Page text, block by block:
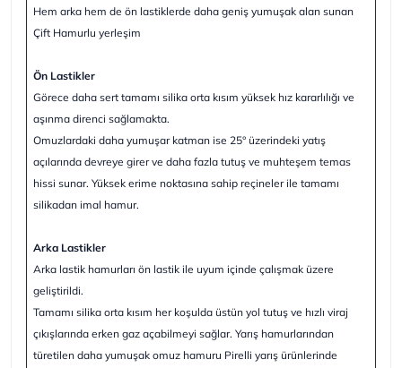
Hem arka hem de ön lastiklerde daha geniş yumuşak alan sunan
Çift Hamurlu yerleşim
Ön Lastikler
Görece daha sert tamamı silika orta kısım yüksek hız kararlılığı ve
aşınma direnci sağlamakta.
Omuzlardaki daha yumuşar katman ise 25° üzerindeki yatış
açılarında devreye girer ve daha fazla tutuş ve muhteşem temas
hissi sunar. Yüksek erime noktasına sahip reçineler ile tamamı
silikadan imal hamur.
Arka Lastikler
Arka lastik hamurları ön lastik ile uyum içinde çalışmak üzere
geliştirildi.
Tamamı silika orta kısım her koşulda üstün yol tutuş ve hızlı viraj
çıkışlarında erken gaz açabilmeyi sağlar. Yarış hamurlarından
türetilen daha yumuşak omuz hamuru Pirelli yarış ürünlerinde